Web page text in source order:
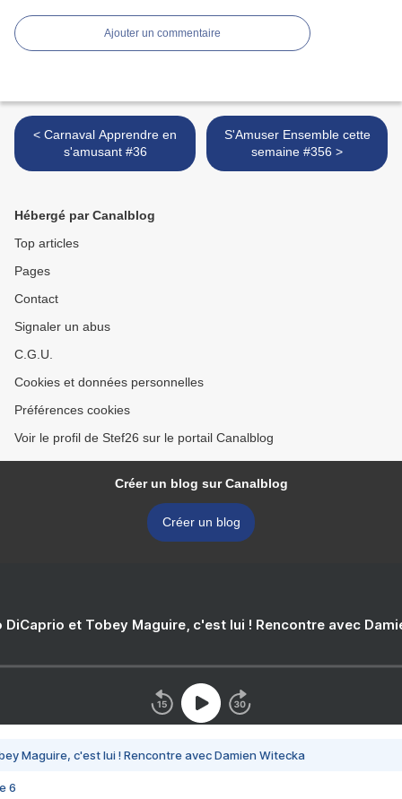
Ajouter un commentaire
< Carnaval Apprendre en
s'amusant #36
S'Amuser Ensemble cette
semaine #356 >
Hébergé par Canalblog
Top articles
Pages
Contact
Signaler un abus
C.G.U.
Cookies et données personnelles
Préférences cookies
Voir le profil de Stef26 sur le portail Canalblog
Créer un blog sur Canalblog
Créer un blog
DiCaprio et Tobey Maguire, c'est lui ! Rencontre avec
Maguire, c'est lui ! Rencontre avec Damien Witecka
6